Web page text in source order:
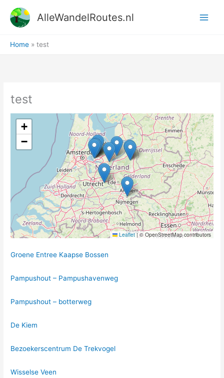
naar
AlleWandelRoutes.nl
Home test
test
+
−
Leaflet |© OpenStreetMap contributors
Groene Entree Kaapse Bossen
Pampushout – Pampushavenweg
Pampushout – botterweg
De Kiem
Bezoekerscentrum De Trekvogel
Wisselse Veen